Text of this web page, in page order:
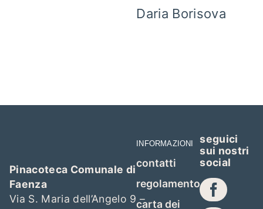
Daria Borisova
Pinacoteca Comunale di
Faenza
Via S. Maria dell’Angelo 9 –
INFORMAZIONI
contatti
regolamento
carta dei
seguici
sui nostri
social